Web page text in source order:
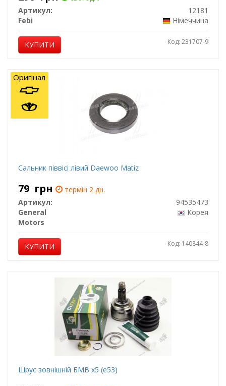
Артикул:
12181
Febi
Німеччина
КУПИТИ Код: 231707-9
Сальник піввісі лівий Daewoo Matiz
79 грн
термін 2 дн.
Артикул:
94535473
General
Motors
Корея
КУПИТИ Код: 140844-8
Оригінал
Шрус зовнішній БМВ х5 (е53)